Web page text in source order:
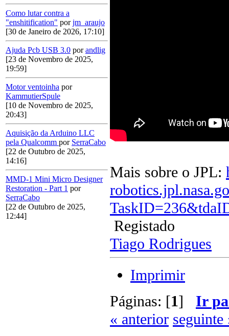
Como lutar contra a
"enshitification" porjm_araujo
[30 de Janeiro de 2026, 17:10]
Ajuda Pcb USB 3.0 porandlig
[23 de Novembro de 2025,
19:59]
Motor ventoinha por
KammutierSpule
[10 de Novembro de 2025,
20:43]
Aquisição da Arduino LLC
pela Qualcomm por SerraCabo
[22 de Outubro de 2025,
14:16]
MMD-1 Mini Micro Designer
Restoration - Part 1 por
SerraCabo
[22 de Outubro de 2025,
12:44]
Mais sobre o JPL:
Registado
Tiago Rodrigues
Imprimir
Páginas: [1] Ir
« anterior seguinte